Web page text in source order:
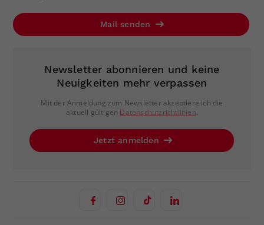
Mail senden
Newsletter abonnieren und keine
Neuigkeiten mehr verpassen
Mit der Anmeldung zum Newsletter akzeptiere ich die
aktuell gültigen Datenschutzrichtlinien.
Jetzt anmelden